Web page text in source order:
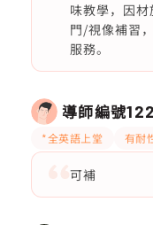
味教學，因
門/視像補習
服務。
導師編號
*全英語上堂 有耐
可補